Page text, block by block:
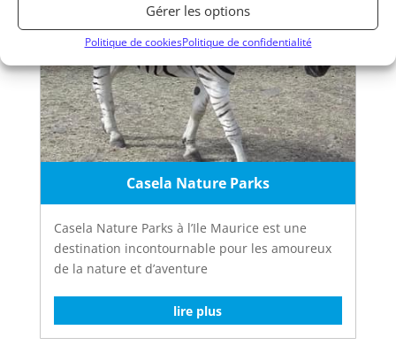
Gérer les options
Politique de cookiesPolitique de confidentialité
Casela Nature Parks
Casela Nature Parks à l’Ile Maurice est une
destination incontournable pour les amoureux
de la nature et d’aventure
lire plus